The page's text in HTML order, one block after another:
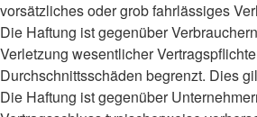
vorsätzliches oder grob fahrlässiges
Die Haftung ist gegenüber
Verletzung wesentlicher
Durchschnittsschäden begrenzt. Dies
Die Haftung ist gegenüber